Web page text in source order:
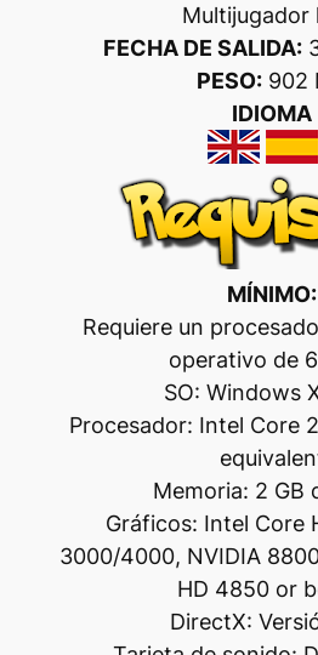
Multijugador
FECHA DE SALIDA:
PESO:902
IDIOMA
MÍNIMO:
Requiere un
operativo de
SO: Windows
Procesador: Intel Core
Memoria: 2 GB
Gráficos: Intel Core
3000/4000, NVIDIA
HD 4850 or
DirectX: